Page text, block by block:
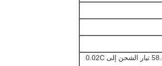
0.2C إلى 14.6V ، ثم 58.4V تيار الشحن إلى 0.02C